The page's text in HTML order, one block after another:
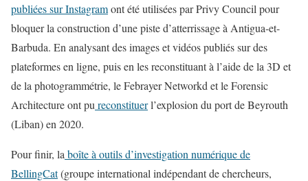
publiées sur Instagramont été utilisées par Privy Council pour
bloquer la construction d’une piste d’atterrissage à Antigua-et-
Barbuda. En analysant des images et vidéos publiés sur des
plateformes en ligne, puis en les reconstituant à l’aide de la 3D et
de la photogrammétrie, le Febrayer Networkd et le Forensic
Architecture ont pu reconstituerl’explosion du port de Beyrouth
(Liban) en 2020.
Pour finir, la boîte à outils d’investigation numérique de
BellingCat(groupe international indépendant de chercheurs,